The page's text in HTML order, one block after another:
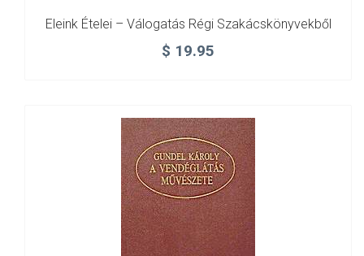
Eleink Ételei – Válogatás Régi Szakácskönyvekből
$ 19.95